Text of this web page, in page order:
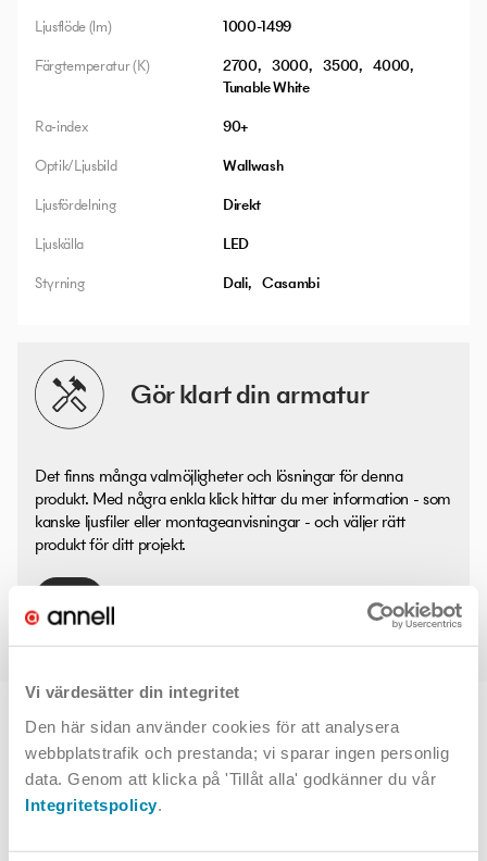
Vi värdesätter din integritet
Den här sidan använder cookies för att analysera
webbplatstrafik och prestanda; vi sparar ingen personlig
data. Genom att klicka på 'Tillåt alla' godkänner du vår
Integritetspolicy.
Ljusflöde (lm)
1000-1499
Färgtemperatur (K)
2700 3000 3500
4000
Tunable White
Ra-index
90+
Optik/Ljusbild
Wallwash
Ljusfördelning
Direkt
Ljuskälla
LED
Styrning
Dali Casambi
Gör klart din armatur
Det finns många valmöjligheter och lösningar för denna
produkt. Med några enkla klick hittar du mer information - som
kanske ljusfiler eller montageanvisningar - och väljer rätt
produkt för ditt projekt.